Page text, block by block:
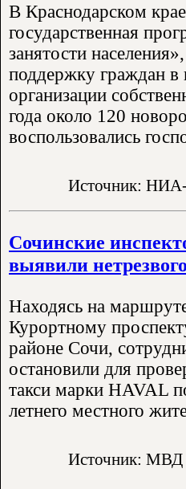
В Краснодарском крае
государственная
занятости
поддержку граждан в
организации
года около 120
воспользовались
Источник:
Сочинские
выявили
Находясь на
Курортному
районе Сочи,
остановили для
такси марки HAVAL
летнего местного
Источник: МВД